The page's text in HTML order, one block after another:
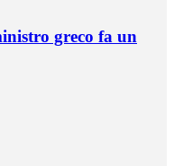
greco fa un